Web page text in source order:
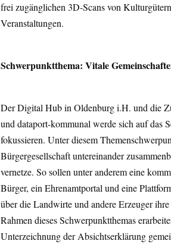
frei zugänglichen 3D-Scans von
Veranstaltungen.
Schwerpunktthema: Vitale
Der Digital Hub in Oldenburg i.H. und die
und dataport-kommunal werde sich auf das
fokussieren. Unter diesem
Bürgergesellschaft untereinander
vernetze. So sollen unter anderem eine
Bürger, ein Ehrenamtportal und eine
über die Landwirte und andere Erzeuger
Rahmen dieses Schwerpunktthemas
Unterzeichnung der Absichtserklärung